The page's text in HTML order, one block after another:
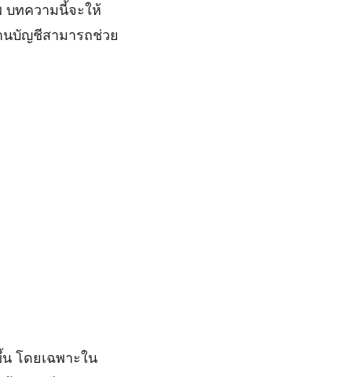
บทความนี้จะให้
นบัญชีสามารถช่วย
โดยเฉพาะใน